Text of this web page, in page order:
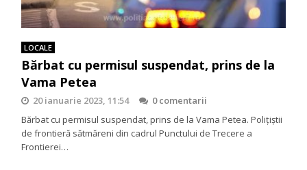
LOCALE
Bărbat cu permisul suspendat, prins de la
Vama Petea
20 ianuarie 2023, 11:54
0 comentarii
Bărbat cu permisul suspendat, prins de la Vama Petea. Poliţiştii
de frontieră sătmăreni din cadrul Punctului de Trecere a
Frontierei…